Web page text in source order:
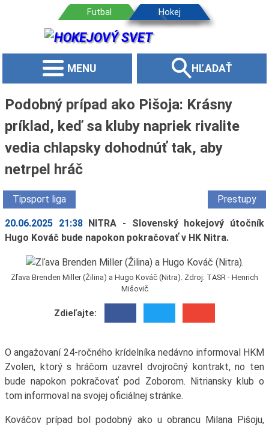
MENU HĽADAŤ
Podobný prípad ako Pišoja: Krásny
príklad, keď sa kluby napriek rivalite
vedia chlapsky dohodnúť tak, aby
netrpel hráč
Tipsport liga Prestupy
20.06.2025 21:38 NITRA - Slovenský hokejový útočník
Hugo Kováč bude napokon pokračovať v HK Nitra.
Zľava Brenden Miller (Žilina) a Hugo Kováč (Nitra). Zdroj: TASR - Henrich
Mišovič
Zdieľajte:
O angažovaní 24-ročného krídelníka nedávno informoval HKM
Zvolen, ktorý s hráčom uzavrel dvojročný kontrakt, no ten
bude napokon pokračovať pod Zoborom. Nitriansky klub o
tom informoval na svojej oficiálnej stránke.
Kováčov prípad bol podobný ako u obrancu Milana Pišoju,